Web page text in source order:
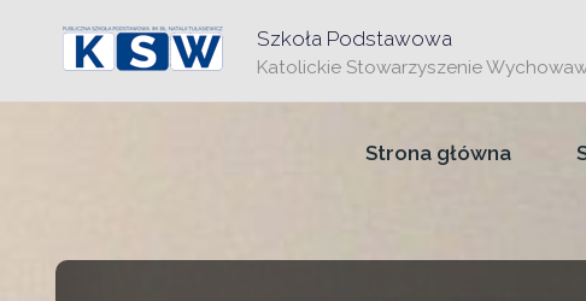
Szkoła Podstawowa
Katolickie Stowarzyszenie
Strona główna